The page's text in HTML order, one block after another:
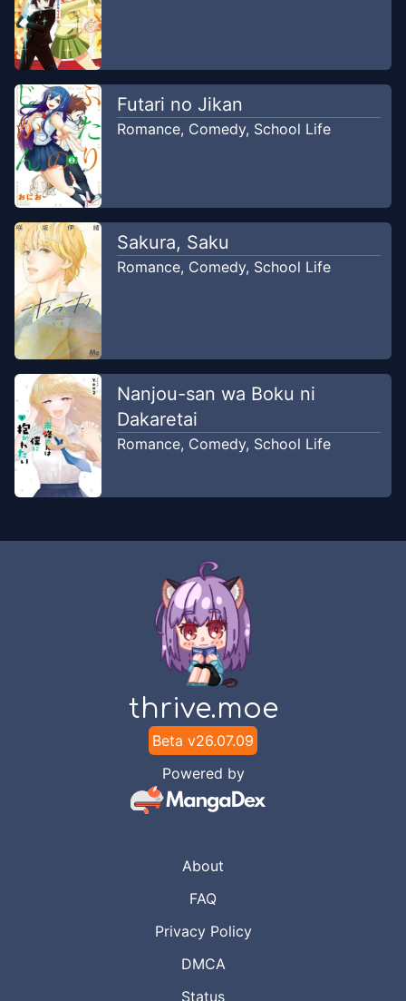
Chapter3
BacaKomik
Chapter2
BacaKomik
Chapter1
BacaKomik
Futari no Jikan
Romance, Comedy, School Life
Sakura, Saku
Romance, Comedy, School Life
Nanjou-san wa Boku ni
Dakaretai
Romance, Comedy, School Life
thrive.moe
Beta v26.07.09
Powered by
About
FAQ
Privacy Policy
DMCA
Status